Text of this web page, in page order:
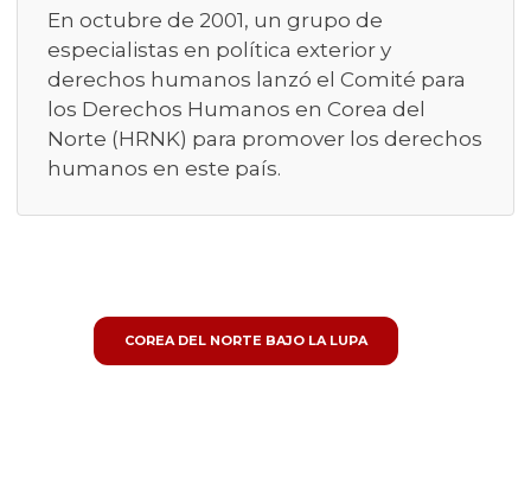
En octubre de 2001, un grupo de
especialistas en política exterior y
derechos humanos lanzó el Comité para
los Derechos Humanos en Corea del
Norte (HRNK) para promover los derechos
humanos en este país.
COREA DEL NORTE BAJO LA LUPA